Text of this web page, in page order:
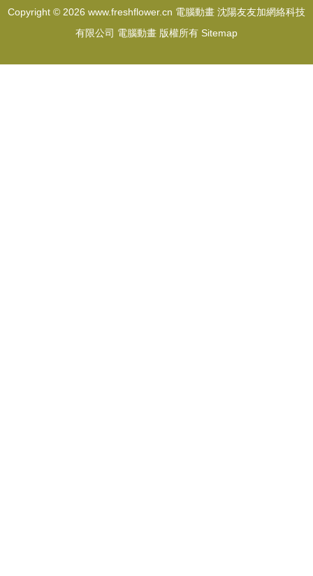
Copyright © 2026 www.freshflower.cn 電腦動畫 沈陽友友加網絡科技
有限公司 電腦動畫 版權所有 Sitemap